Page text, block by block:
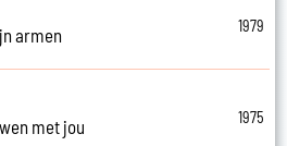
armen
1979
met jou
1975